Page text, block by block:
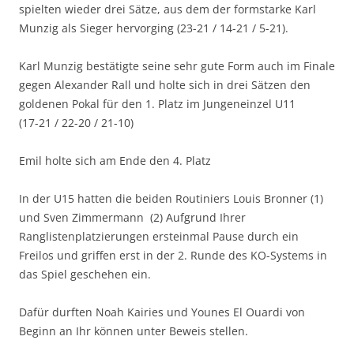
spielten wieder drei Sätze, aus dem der formstarke Karl
Munzig als Sieger hervorging (23-21 / 14-21 / 5-21).
Karl Munzig bestätigte seine sehr gute Form auch im Finale
gegen Alexander Rall und holte sich in drei Sätzen den
goldenen Pokal für den 1. Platz im Jungeneinzel U11
(17-21 / 22-20 / 21-10)
Emil holte sich am Ende den 4. Platz
In der U15 hatten die beiden Routiniers Louis Bronner (1)
und Sven Zimmermann (2) Aufgrund Ihrer
Ranglistenplatzierungen ersteinmal Pause durch ein
Freilos und griffen erst in der 2. Runde des KO-Systems in
das Spiel geschehen ein.
Dafür durften Noah Kairies und Younes El Ouardi von
Beginn an Ihr können unter Beweis stellen.